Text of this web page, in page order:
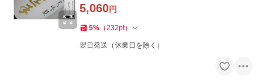
5,060円
5% （232pt）
翌日発送（休業日を除く）